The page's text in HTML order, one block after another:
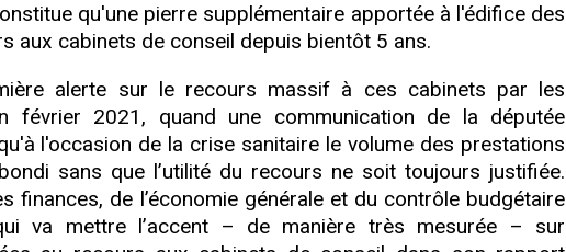
qu'une pierre supplémentaire apportée à l'édifice des
aux cabinets de conseil depuis bientôt 5 ans.
alerte sur le recours massif à ces cabinets par les
février 2021, quand une communication de la députée
l'occasion de la crise sanitaire le volume des prestations
sans que l’utilité du recours ne soit toujours justifiée.
finances, de l’économie générale et du contrôle budgétaire
va mettre l’accent – de manière très mesurée – sur